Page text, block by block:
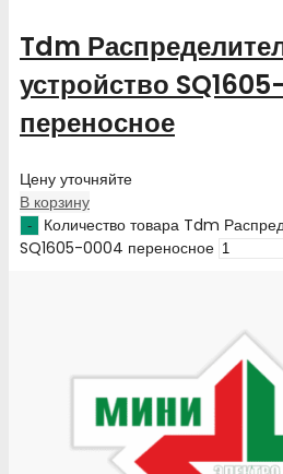
Tdm
устройство
переносное
Цену уточняйте
В корзину
Количество товара Tdm
SQ1605-0004 переносное